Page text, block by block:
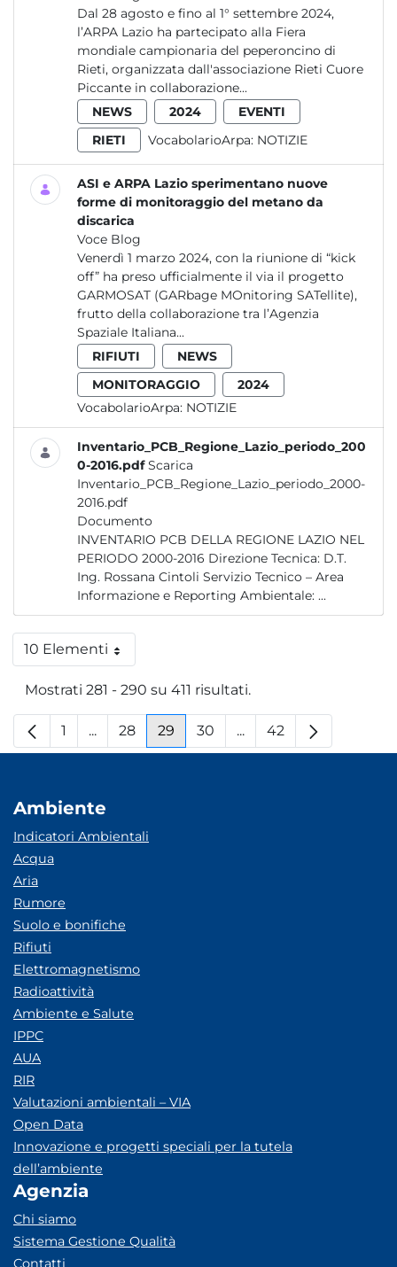
Dal 28 agosto e fino al 1° settembre 2024,
l’ARPA Lazio ha partecipato alla Fiera
mondiale campionaria del peperoncino di
Rieti, organizzata dall'associazione Rieti Cuore
Piccante in collaborazione...
NEWS
2024
EVENTI
RIETI
VocabolarioArpa: NOTIZIE
ASI e ARPA Lazio sperimentano nuove
forme di monitoraggio del metano da
discarica
Voce Blog
Venerdì 1 marzo 2024, con la riunione di “kick
off” ha preso ufficialmente il via il progetto
GARMOSAT (GARbage MOnitoring SATellite),
frutto della collaborazione tra l’Agenzia
Spaziale Italiana...
RIFIUTI
NEWS
MONITORAGGIO
2024
VocabolarioArpa: NOTIZIE
Inventario_PCB_Regione_Lazio_periodo_200
0-2016.pdf Scarica
Inventario_PCB_Regione_Lazio_periodo_2000-
2016.pdf
Documento
INVENTARIO PCB DELLA REGIONE LAZIO NEL
PERIODO 2000-2016 Direzione Tecnica: D.T.
Ing. Rossana Cintoli Servizio Tecnico – Area
Informazione e Reporting Ambientale: ...
10 ElementiPer pagina
Mostrati 281 - 290 su 411 risultati.
Pagina
1 ...Pagine intermedie
Pagina
28 Pagina
29 Pagina
30 ...Pagine intermedie
Pagina
42
Ambiente
Indicatori Ambientali
Acqua
Aria
Rumore
Suolo e bonifiche
Rifiuti
Elettromagnetismo
Radioattività
Ambiente e Salute
IPPC
AUA
RIR
Valutazioni ambientali – VIA
Open Data
Innovazione e progetti speciali per la tutela
dell’ambiente
Agenzia
Chi siamo
Sistema Gestione Qualità
Contatti